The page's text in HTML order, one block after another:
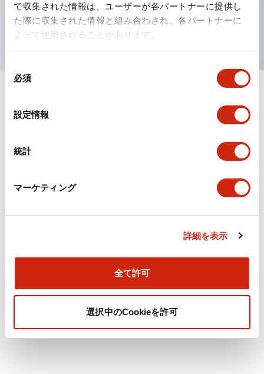
で収集された情報は、ユーザーが各パートナーに提供し
た際に収集された情報と組み合わされ、各パートナーに
よって使用されることがあります。
必須
設定情報
統計
マーケティング
詳細を表示
全て許可
選択中のCookieを許可
南京錠をかけ忘れるなど作業ルールを守らなければ、安
全は確保できません。
フィルター
φ30用パドロックカバー HS9Z-PC30
φ22／φ30 形パドロックカバー
φ22用パドロックカバー HS9Z-PC22
2 件中 1 - 2 を表示